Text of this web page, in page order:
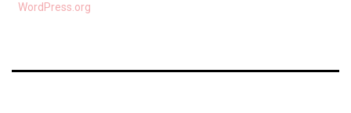
WordPress.org